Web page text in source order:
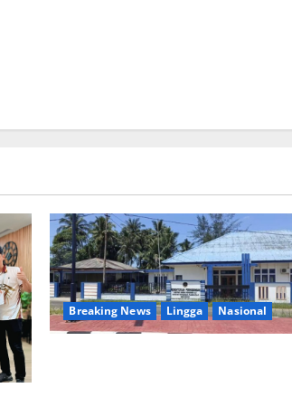
Breaking News Lingga Nasional